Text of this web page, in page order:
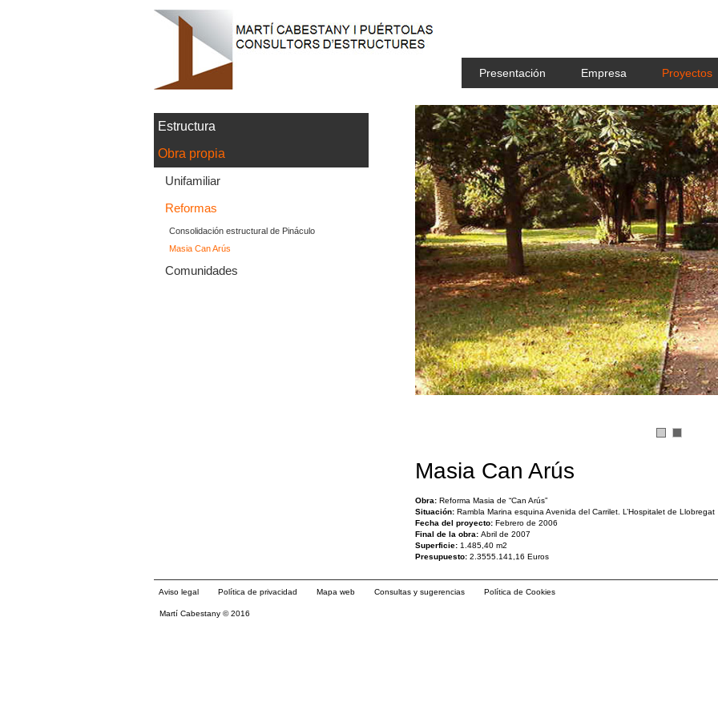
Presentación Empresa Proyectos
Estructura
Obra propia
Unifamiliar
Reformas
Consolidación estructural de Pináculo
Masia Can Arús
Comunidades
Masia Can Arús
Obra: Reforma Masia de “Can Arús”
Situación: Rambla Marina esquina Avenida del Carrilet. L’Hospitalet de Llobregat
Fecha del proyecto: Febrero de 2006
Final de la obra: Abril de 2007
Superficie: 1.485,40 m2
Presupuesto: 2.3555.141,16 Euros
Aviso legal Política de privacidad Mapa web Consultas y sugerencias Política de Cookies
Martí Cabestany © 2016